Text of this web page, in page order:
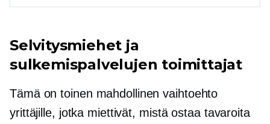
Selvitysmiehet ja
sulkemispalvelujen toimittajat
Tämä on toinen mahdollinen vaihtoehto
yrittäjille, jotka miettivät, mistä ostaa tavaroita